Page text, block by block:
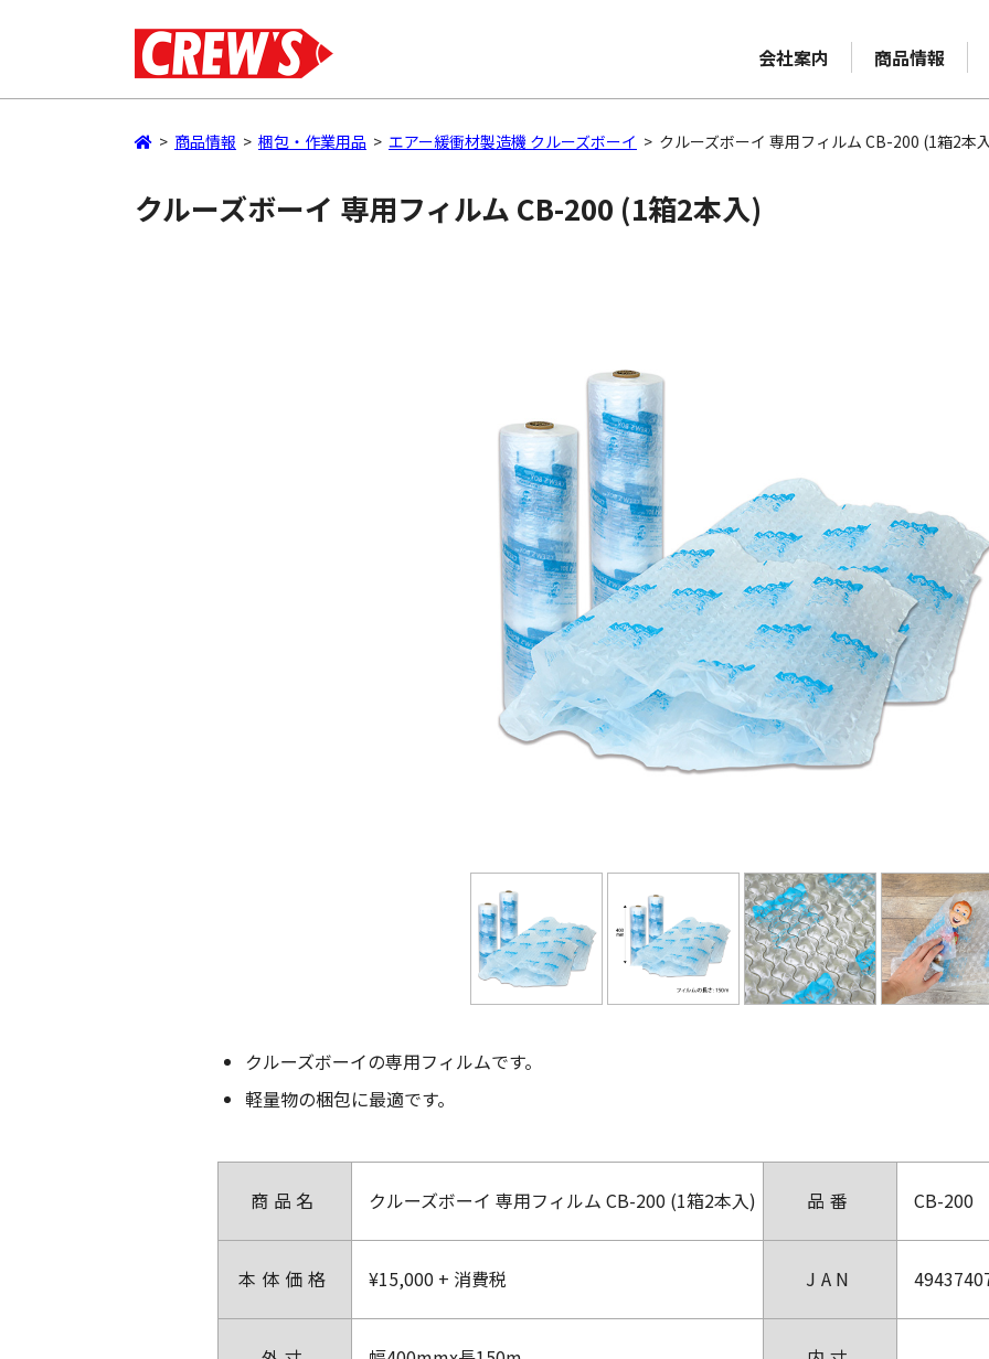
会社案内 商品情報
> 商品情報 > 梱包・作業用品 > エアー緩衝材製造機 クルーズボーイ > クルーズボーイ 専用フィルム CB-200 (1箱2本
クルーズボーイ 専用フィルム CB-200 (1箱2本入)
クルーズボーイの専用フィルムです。
軽量物の梱包に最適です。
商品名 クルーズボーイ 専用フィルム CB-200 (1箱2本入) 品番 CB-200
本体価格 ¥15,000 + 消費税 JAN